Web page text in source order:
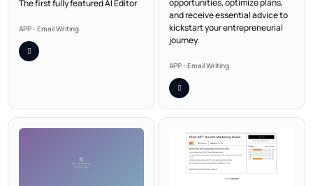
The first fully featured AI Editor
APP - Email Writing
opportunities, optimize plans,
and receive essential advice to
kickstart your entrepreneurial
journey.
APP - Email Writing